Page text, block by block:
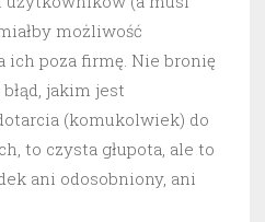
możliwość
ich poza firmę. Nie bronię
jakim jest
(komukolwiek) do
to czysta głupota, ale to
ani odosobniony, ani